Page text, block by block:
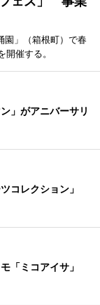
園」（箱根町）で春
催する。
」がアニバーサリ
コレクション」
「ミコアイサ」